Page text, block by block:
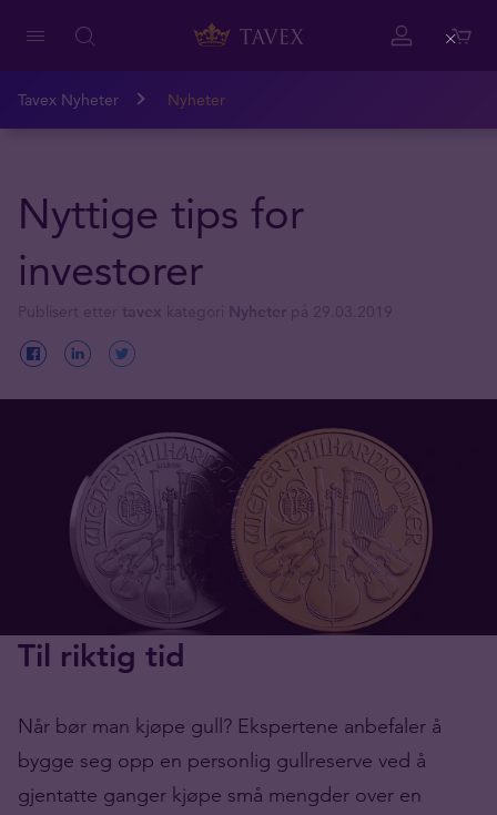
Tavex Nyheter Nyheter
Nyttige tips for
investorer
Til riktig tid
Når bør man kjøpe gull? Ekspertene anbefaler å
bygge seg opp en personlig gullreserve ved å
gjentatte ganger kjøpe små mengder over en
Close